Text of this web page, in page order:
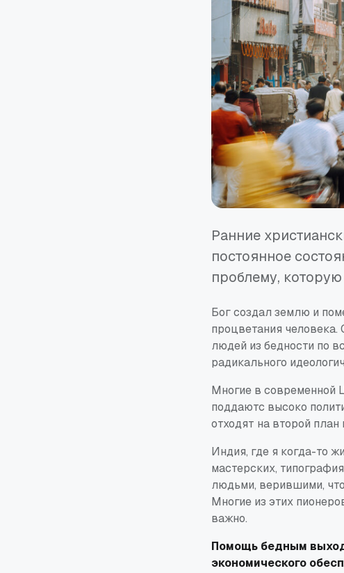
Ранние
постоянное
проблему,
Бог создал землю и
процветания
людей из бедности по
радикального
Многие в современной
поддаютс высоко
отходят на второй
Индия, где я когда-то
мастерских,
людьми, верившими,
Многие из этих
важно.
Помощь бедным
экономического